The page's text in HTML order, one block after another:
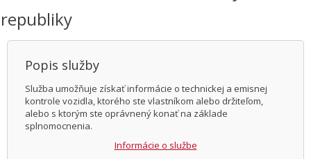
republiky
Popis služby
Služba umožňuje získať informácie o technickej a emisnej
kontrole vozidla, ktorého ste vlastníkom alebo držiteľom,
alebo s ktorým ste oprávnený konať na základe
splnomocnenia.
Informácie o službe